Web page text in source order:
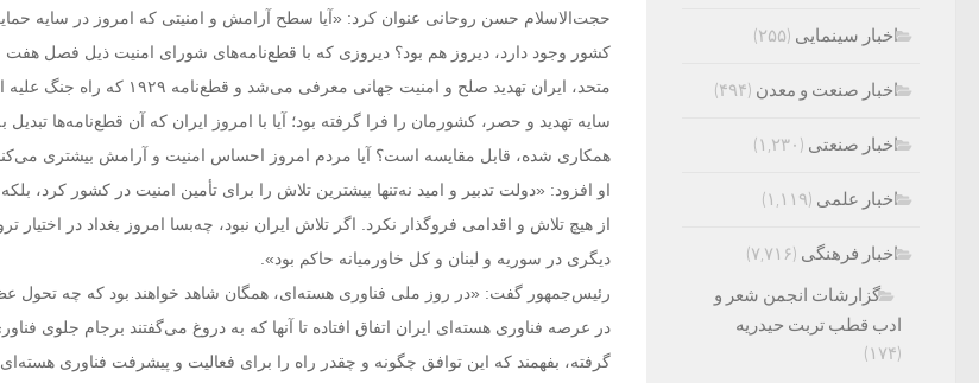
حجت‌الاسلام حسن روحانی عنوان کرد: «آیا سطح آرامش و امنیتی که امروز در سایه
کشور وجود دارد، دیروز هم ‌بود؟ دیروزی که با قطع‌نامه‌های شورای امنیت ذیل فصل
متحد، ایران تهدید ‌صلح و امنیت جهانی معرفی
سایه تهدید و حصر، کشورمان را فرا گرفته بود؛ آیا با امروز ایران که آن قطع‌نامه‌ها تبدیل
همکاری شده، قابل مقایسه است؟ آیا مردم امروز احساس امنیت و آرامش بیشتری
او افزود: «دولت تدبیر و امید نه‌تنها بیشترین تلاش را برای ‌تأمین امنیت در کشور کرد،
از هیچ تلاش و اقدامی فروگذار نکرد. اگر ‌تلاش ایران نبود، چه‌بسا امروز بغداد در اختیار
دیگری در سوریه و لبنان و کل ‌خاورمیانه حاکم بود».
رئیس‌جمهور گفت: «در روز ملی فناوری هسته‌ای، همگان شاهد خواهند بود ‌که چه تحول
در عرصه فناوری هسته‌ای ایران اتفاق افتاده تا آنها که به دروغ می‌گفتند برجام جلوی
گرفته، بفهمند که این توافق چگونه و چقدر راه را ‌برای فعالیت و پیشرفت فناوری
اخبار سینمایی (۲۵۵)
اخبار صنعت و معدن (۴۹۴)
اخبار صنعتی (۱,۲۳۰)
اخبار علمی (۱,۱۱۹)
اخبار فرهنگی (۷,۷۱۶)
گزارشات انجمن شعر و
ادب قطب تربت حیدریه
(۱۷۴)